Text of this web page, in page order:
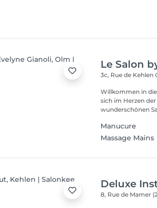
Le Salon
3c, Rue de Kehlen
Willkommen in
sich im Herzen der Natur
wunderschönen
Manucure
Massage Mains
Deluxe
8, Rue de Mamer